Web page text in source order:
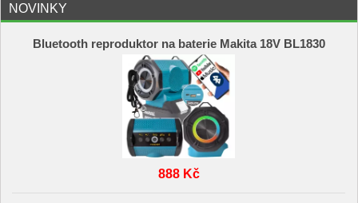
NOVINKY
Bluetooth reproduktor na baterie Makita 18V BL1830
888 Kč